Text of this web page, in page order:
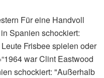
Für eine Handvoll
Spanien schockiert:
Frisbee spielen oder
war Clint Eastwood
schockiert: "Außerhalb